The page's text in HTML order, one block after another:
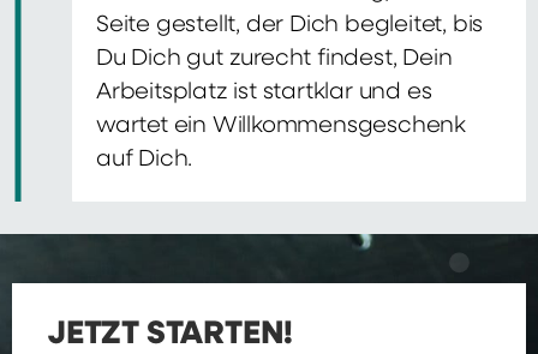
Seite gestellt, der Dich begleitet, bis
Du Dich gut zurecht findest, Dein
Arbeitsplatz ist startklar und es
wartet ein Willkommensgeschenk
auf Dich.
JETZT STARTEN!